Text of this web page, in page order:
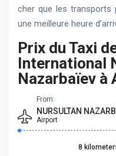
cher que les transports
une meilleure heure
Prix du Taxi
International
Nazarbaïev à
From:
NURSULTAN
Airport
8